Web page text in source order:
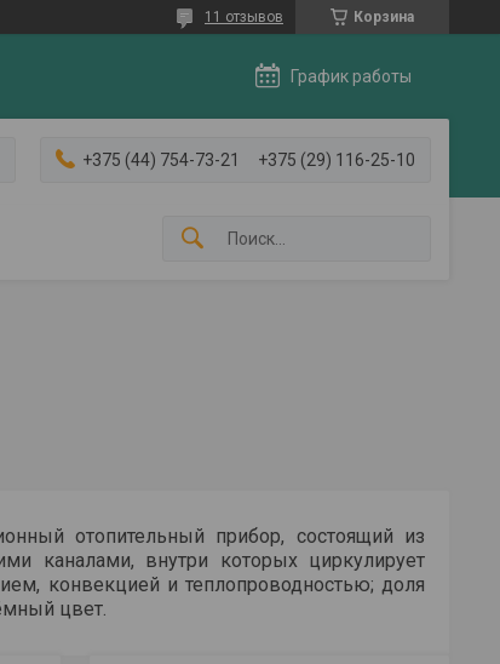
Корзина
11 отзывов
График работы
+375 (44) 754-73-21 +375 (29) 116-25-10
отопительный прибор, состоящий из
каналами, внутри которых циркулирует
конвекцией и теплопроводностью; доля
цвет.